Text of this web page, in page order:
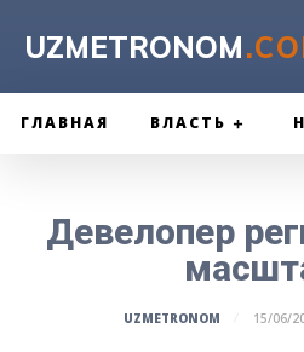
UZMETRONOM
ГЛАВНАЯ ВЛАСТЬ
Девелопер
UZMETRONOM 15/06/